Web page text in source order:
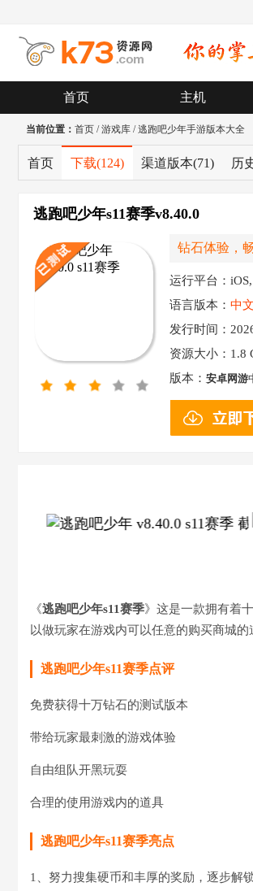
首页 主机
当前位置： 首页 /游戏库 /逃跑吧少年手游版本大全
首页 下载(124) 渠道版本(71) 历
逃跑吧少年s11赛季v8.40.0
钻石体验，
运行平台：
语言版本： 中
发行时间：
资源大小： 1.8
版本： 安卓网游
《逃跑吧少年s11赛季》这是一款拥有着
以做玩家在游戏内可以任意的购买商城
逃跑吧少年s11赛季点评
免费获得十万钻石的测试版本
带给玩家最刺激的游戏体验
自由组队开黑玩耍
合理的使用游戏内的道具
逃跑吧少年s11赛季亮点
1、努力搜集硬币和丰厚的奖励，逐步解